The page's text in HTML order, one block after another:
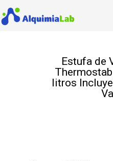
Estufa de
litros